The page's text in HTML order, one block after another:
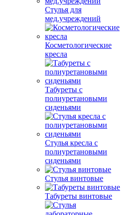
Стулья для
мед.учреждений
Косметологические
кресла
Табуреты с
полиуретановыми
сиденьями
Стулья кресла с
полиуретановыми
сиденьями
Стулья винтовые
Табуреты винтовые